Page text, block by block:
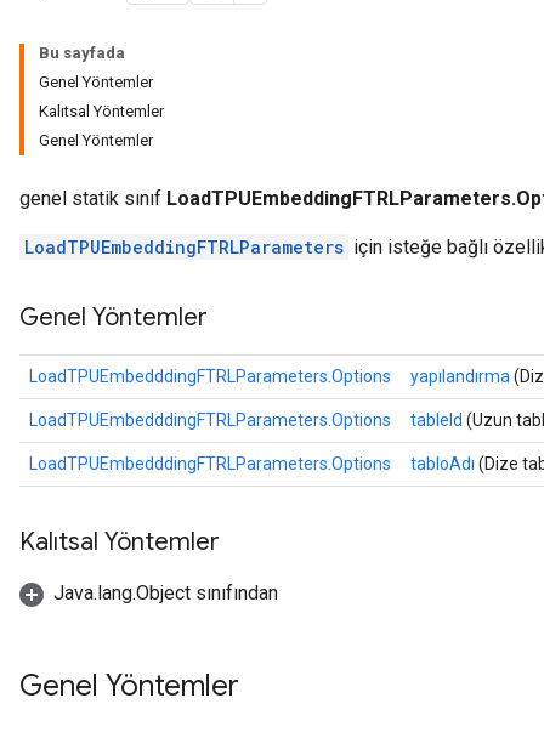
Bu sayfada
Genel Yöntemler
Kalıtsal Yöntemler
Genel Yöntemler
genel statik sınıf
LoadTPUEmbeddingFTRLParameters için isteğe bağlı
Genel Yöntemler
LoadTPUEmbedddingFTRLParameters.Options yapılandırma
LoadTPUEmbedddingFTRLParameters.Options tableId (Uzun
LoadTPUEmbedddingFTRLParameters.Options tabloAdı (Dize
Kalıtsal Yöntemler
Java.lang.Object sınıfından
Genel Yöntemler